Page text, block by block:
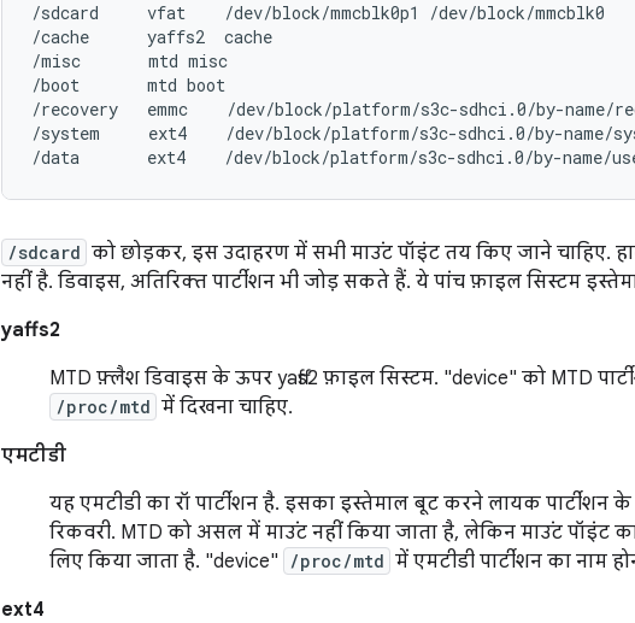
/sdcard     vfat    /dev/block/mmcblk0p1 /dev/block/mmcblk0
/cache      yaffs2  cache
/misc       mtd misc
/boot       mtd boot
/recovery   emmc    /dev/block/platform/s3c-sdhci.0/by-name/
/system     ext4    /dev/block/platform/s3c-sdhci.0/by-name/
/sdcard को छोड़कर, इस उदाहरण में सभी माउंट पॉइंट तय किए जाने चाहिए.
नहीं है. डिवाइस, अतिरिक्त पार्टीशन भी जोड़ सकते हैं. ये पांच फ़ाइल सिस्टम
yaffs2
MTD फ़्लैश डिवाइस के ऊपर yaffs2 फ़ाइल सिस्टम. "device" को MTD
/proc/mtd में दिखना चाहिए.
एमटीडी
यह एमटीडी का रॉ पार्टीशन है. इसका इस्तेमाल बूट करने लायक
रिकवरी. MTD को असल में माउंट नहीं किया जाता है, लेकिन माउंट पॉइंट
लिए किया जाता है. "device"
/proc/mtd में एमटीडी पार्टीशन का नाम
ext4